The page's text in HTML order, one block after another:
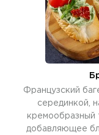
Французский
серединкой,
кремообразный
добавляющее